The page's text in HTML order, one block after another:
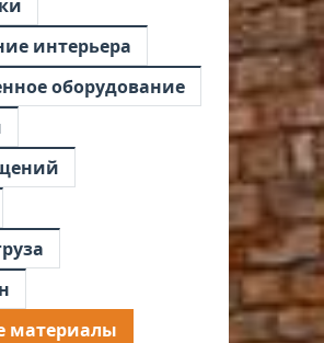
интерьера
оборудование
материалы